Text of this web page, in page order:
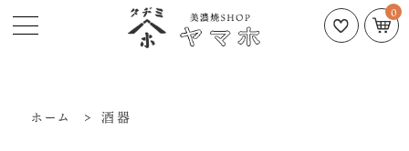
0
ホーム > 酒器